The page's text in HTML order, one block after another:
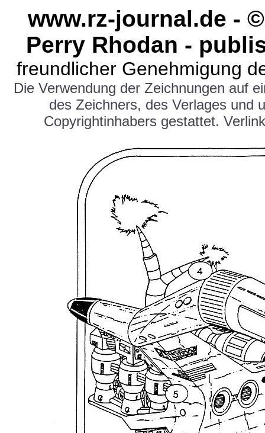
www.rz-journal.de -
Perry Rhodan -
freundlicher Genehmigung
Die Verwendung der Zeichnungen auf
des Zeichners, des Verlages und
Copyrightinhabers gestattet.